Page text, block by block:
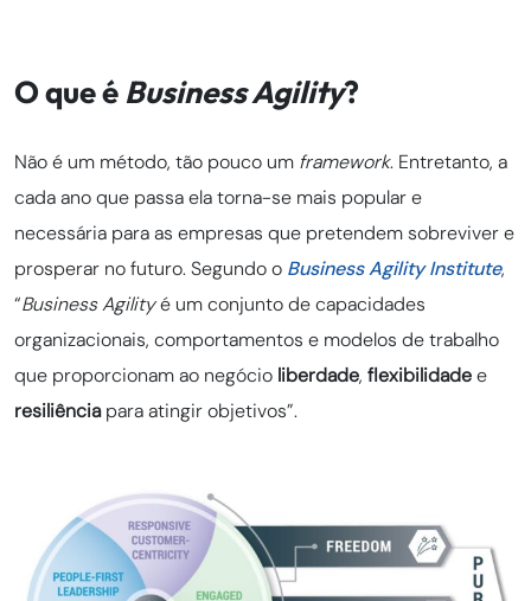
O que éBusiness Agility?
Não é um método, tão pouco um framework. Entretanto, a
cada ano que passa ela torna-se mais popular e
necessária para as empresas que pretendem sobreviver e
prosperar no futuro. Segundo o Business Agility Institute,
“Business Agilityé um conjunto de capacidades
organizacionais, comportamentos e modelos de trabalho
que proporcionam ao negócio liberdade, flexibilidadee
resiliênciapara atingir objetivos”.